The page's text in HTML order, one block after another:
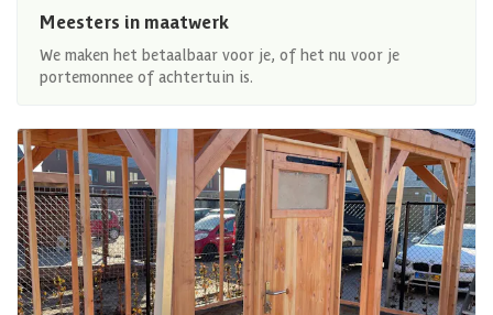
Meesters in maatwerk
We maken het betaalbaar voor je, of het nu voor je
portemonnee of achtertuin is.